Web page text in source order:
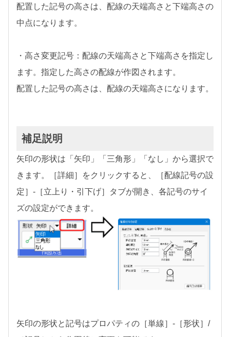
配置した記号の高さは、配線の天端高さと下端高さの
中点になります。
・高さ変更記号：配線の天端高さと下端高さを指定し
ます。指定した高さの配線が作図されます。
配置した記号の高さは、配線の天端高さになります。
補足説明
矢印の形状は「矢印」「三角形」「なし」から選択で
きます。［詳細］をクリックすると、［配線記号の設
定］-［立上り・引下げ］タブが開き、各記号のサイ
ズの設定ができます。
矢印の形状と記号はプロパティの［単線］-［形状］/